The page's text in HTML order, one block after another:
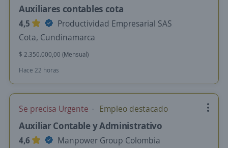
Auxiliares contables cota
4,5
Productividad Empresarial SAS
Cota, Cundinamarca
$ 2.350.000,00 (Mensual)
Hace 22 horas
Se precisa Urgente Empleo destacado
Auxiliar Contable y Administrativo
4,6
Manpower Group Colombia